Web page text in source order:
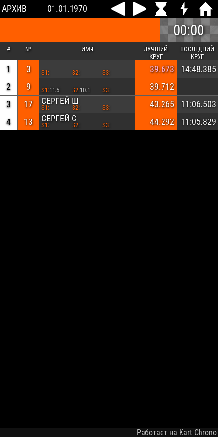
АРХИВ 01.01.1970
00:00
# № ИМЯ
ЛУЧШИЙ
КРУГ
ПОСЛЕДНИЙ
КРУГ
1 3 S1: S2: S3: 39.673
14:48.385
2
9 S1:11.5 S2:10.1 S3:
39.712
3
17 СЕРГЕЙ Ш
S1: S2: S3: 43.265
11:06.503
4
13 СЕРГЕЙ С
S1: S2: S3: 44.292 11:05.829
Работает на Kart Chrono